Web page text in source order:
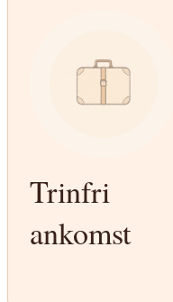
Trinfri
ankomst